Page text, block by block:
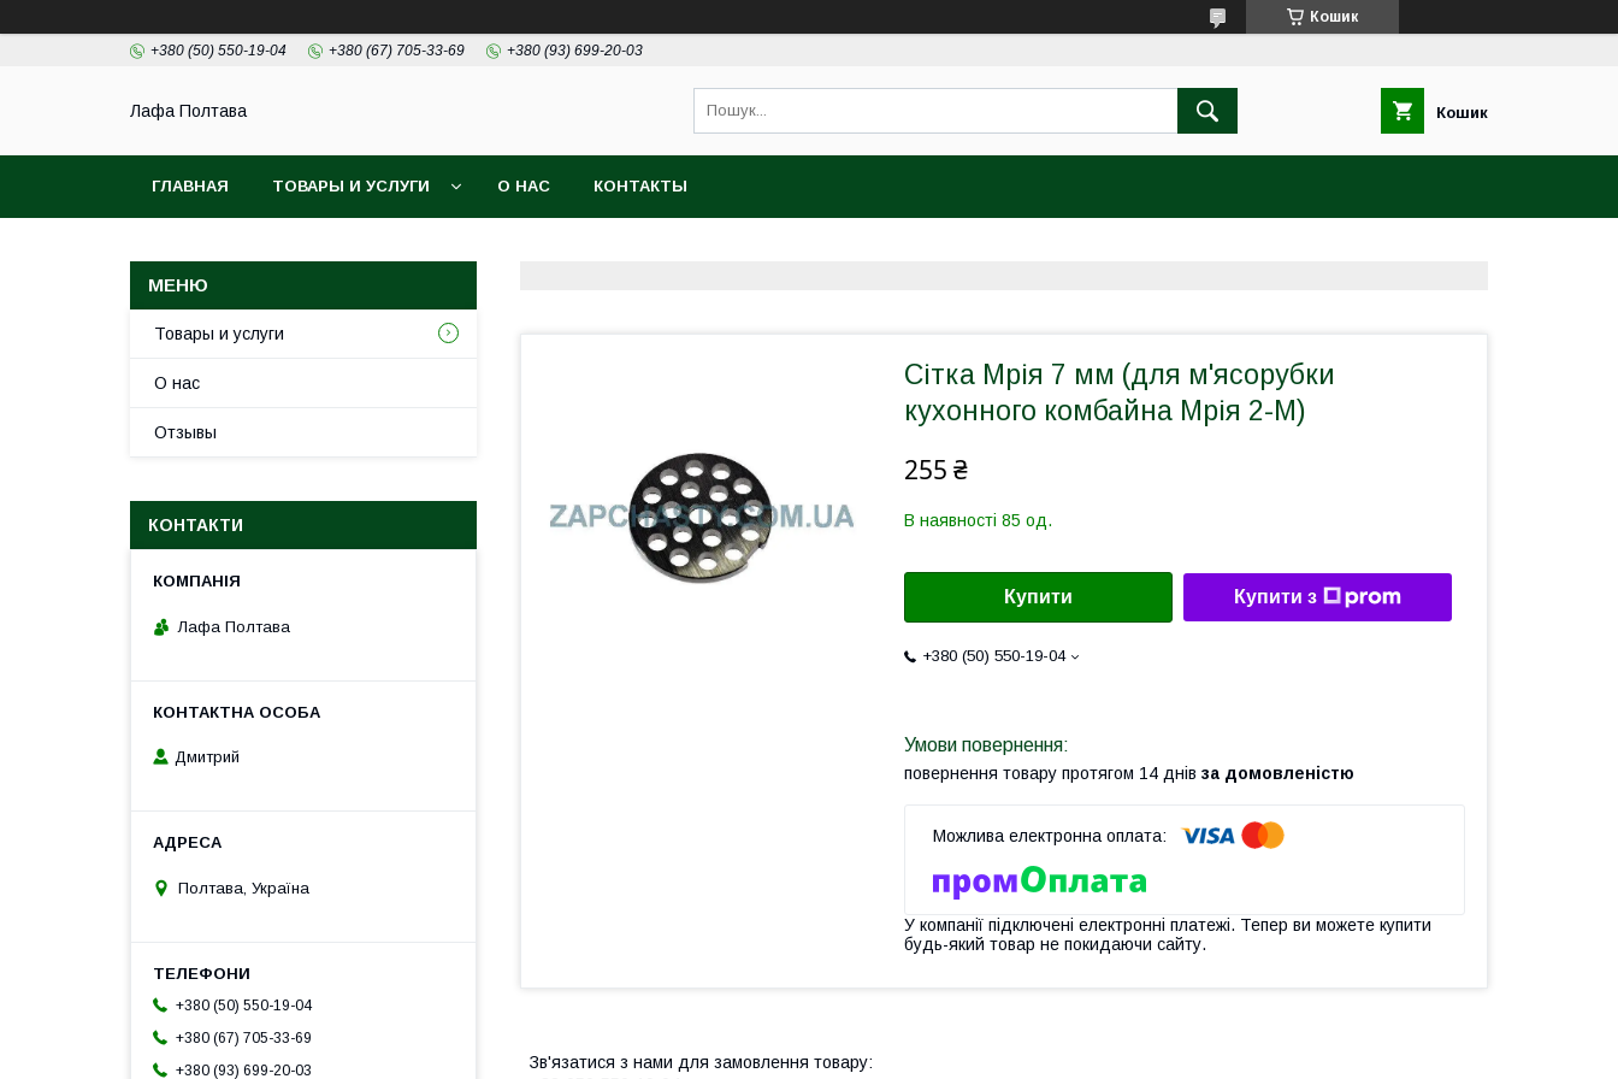
Кошик
+380 (50) 550-19-04 +380 (67) 705-33-69 +380 (93) 699-20-03
Лафа Полтава Кошик
ГЛАВНАЯ ТОВАРЫ И УСЛУГИ О НАС КОНТАКТЫ
Сітка Мрія 7 мм (для м'ясорубки
кухонного комбайна Мрія 2-М)
255 ₴
В наявності 85 од.
Купити Купити з
+380 (50) 550-19-04
повернення товару протягом 14 днів за домовленістю
У компанії підключені електронні платежі. Тепер ви можете купити
будь-який товар не покидаючи сайту.
Зв'язатися з нами для замовлення товару:
Товары и услуги
О нас
Отзывы
КОНТАКТИ
Лафа Полтава
Дмитрий
Полтава, Україна
+380 (50) 550-19-04
+380 (67) 705-33-69
+380 (93) 699-20-03